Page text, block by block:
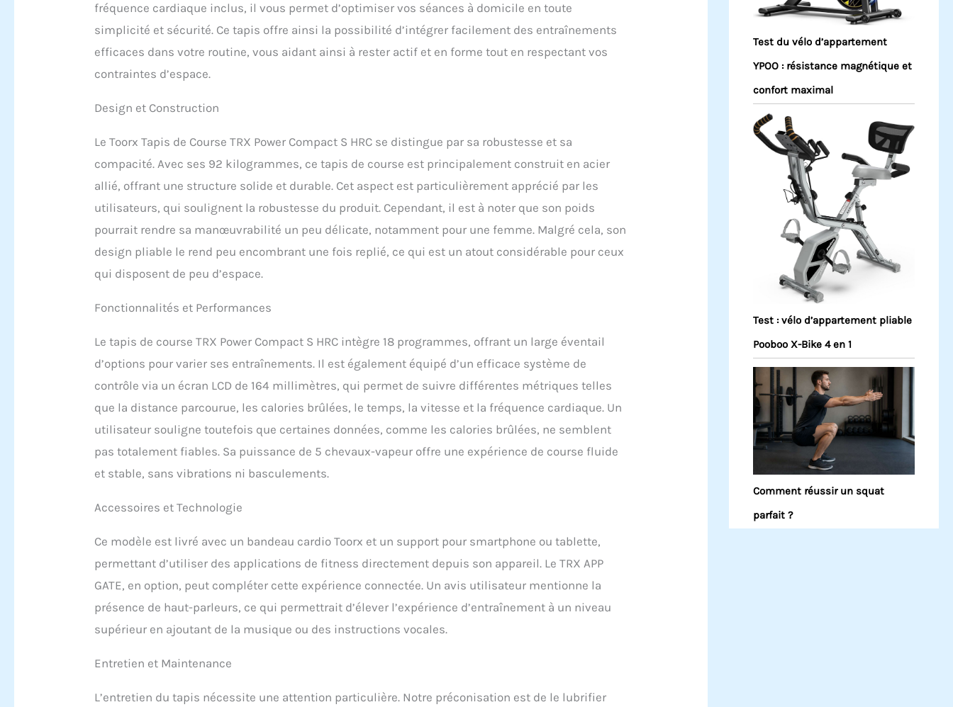
fréquence cardiaque inclus, il vous permet d’optimiser vos séances à domicile en toute
simplicité et sécurité. Ce tapis offre ainsi la possibilité d’intégrer facilement des entraînements
efficaces dans votre routine, vous aidant ainsi à rester actif et en forme tout en respectant vos
contraintes d’espace.
Design et Construction
Le Toorx Tapis de Course TRX Power Compact S HRC se distingue par sa robustesse et sa
compacité. Avec ses 92 kilogrammes, ce tapis de course est principalement construit en acier
allié, offrant une structure solide et durable. Cet aspect est particulièrement apprécié par les
utilisateurs, qui soulignent la robustesse du produit. Cependant, il est à noter que son poids
pourrait rendre sa manœuvrabilité un peu délicate, notamment pour une femme. Malgré cela, son
design pliable le rend peu encombrant une fois replié, ce qui est un atout considérable pour ceux
qui disposent de peu d’espace.
Fonctionnalités et Performances
Le tapis de course TRX Power Compact S HRC intègre 18 programmes, offrant un large éventail
d’options pour varier ses entraînements. Il est également équipé d’un efficace système de
contrôle via un écran LCD de 164 millimètres, qui permet de suivre différentes métriques telles
que la distance parcourue, les calories brûlées, le temps, la vitesse et la fréquence cardiaque. Un
utilisateur souligne toutefois que certaines données, comme les calories brûlées, ne semblent
pas totalement fiables. Sa puissance de 5 chevaux-vapeur offre une expérience de course fluide
et stable, sans vibrations ni basculements.
Accessoires et Technologie
Ce modèle est livré avec un bandeau cardio Toorx et un support pour smartphone ou tablette,
permettant d’utiliser des applications de fitness directement depuis son appareil. Le TRX APP
GATE, en option, peut compléter cette expérience connectée. Un avis utilisateur mentionne la
présence de haut-parleurs, ce qui permettrait d’élever l’expérience d’entraînement à un niveau
supérieur en ajoutant de la musique ou des instructions vocales.
Entretien et Maintenance
L’entretien du tapis nécessite une attention particulière. Notre préconisation est de le lubrifier
Test du vélo d’appartement
YPOO : résistance magnétique et
confort maximal
Test : vélo d’appartement pliable
Pooboo X-Bike 4 en 1
Comment réussir un squat
parfait ?